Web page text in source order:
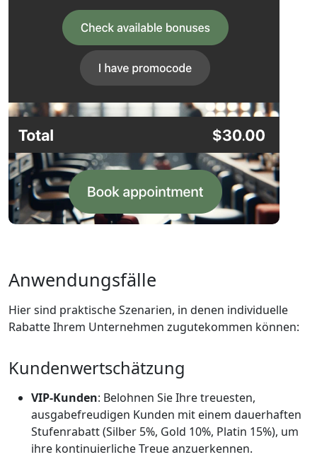
Anwendungsfälle
Hier sind praktische Szenarien, in denen individuelle
Rabatte Ihrem Unternehmen zugutekommen können:
Kundenwertschätzung
VIP-Kunden: Belohnen Sie Ihre treuesten,
ausgabefreudigen Kunden mit einem dauerhaften
Stufenrabatt (Silber 5%, Gold 10%, Platin 15%), um
ihre kontinuierliche Treue anzuerkennen.